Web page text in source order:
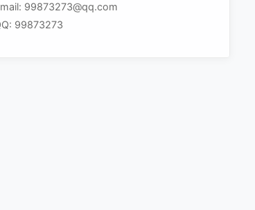
99873273@qq.com
99873273